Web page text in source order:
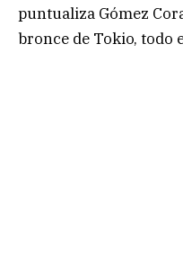
puntualiza Gómez
bronce de Tokio, todo